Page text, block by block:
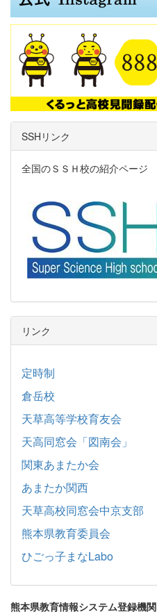
SSHリンク
全国のＳＳＨ校の紹介ページ
リンク
定時制
倉岳校
天草高等学校育友会
天高同窓会「図南会」
関東あまたか会
あまたか関西
天草高校同窓会中京支部
熊本県教育委員会
ひごっ子まなLabo
熊本県教育情報システム登録機関